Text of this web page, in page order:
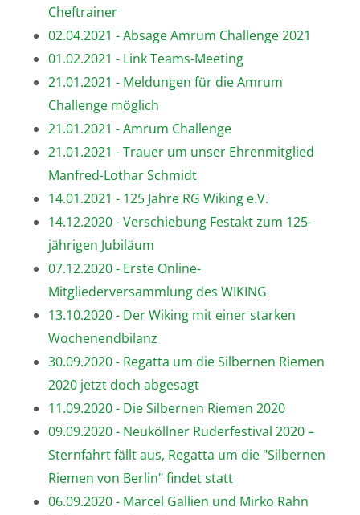
Cheftrainer
02.04.2021 - Absage Amrum Challenge 2021
01.02.2021 - Link Teams-Meeting
21.01.2021 - Meldungen für die Amrum
Challenge möglich
21.01.2021 - Amrum Challenge
21.01.2021 - Trauer um unser Ehrenmitglied
Manfred-Lothar Schmidt
14.01.2021 - 125 Jahre RG Wiking e.V.
14.12.2020 - Verschiebung Festakt zum 125-
jährigen Jubiläum
07.12.2020 - Erste Online-
Mitgliederversammlung des WIKING
13.10.2020 - Der Wiking mit einer starken
Wochenendbilanz
30.09.2020 - Regatta um die Silbernen Riemen
2020 jetzt doch abgesagt
11.09.2020 - Die Silbernen Riemen 2020
09.09.2020 - Neuköllner Ruderfestival 2020 –
Sternfahrt fällt aus, Regatta um die "Silbernen
Riemen von Berlin" findet statt
06.09.2020 - Marcel Gallien und Mirko Rahn